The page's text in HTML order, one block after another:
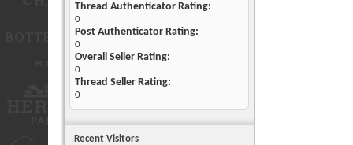
Thread Authenticator Rating:
0
Post Authenticator Rating:
0
Overall Seller Rating:
0
Thread Seller Rating:
0
Recent Visitors